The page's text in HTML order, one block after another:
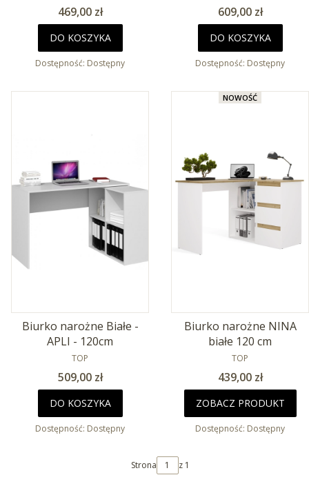
Cena
469,00 zł
DO KOSZYKA
Dostępność: Dostępny
Cena
609,00 zł
DO KOSZYKA
Dostępność: Dostępny
Biurko narożne Białe -
APLI - 120cm
PRODUCENT
TOP
Cena
509,00 zł
DO KOSZYKA
Dostępność: Dostępny
NOWOŚĆ
Biurko narożne NINA
białe 120 cm
PRODUCENT
TOP
Cena
439,00 zł
ZOBACZ PRODUKT
Dostępność: Dostępny
Strona z 1